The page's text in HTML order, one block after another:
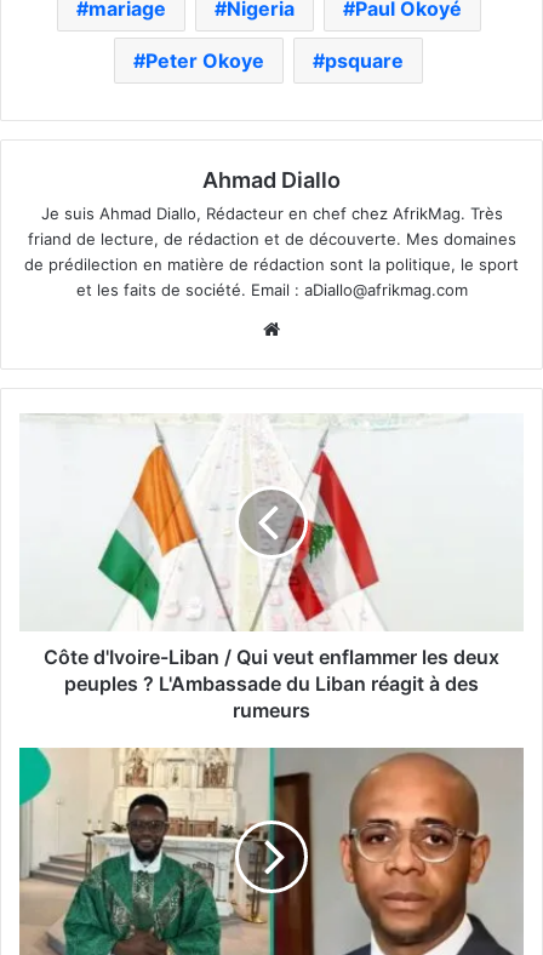
mariage Nigeria Paul Okoyé
Peter Okoye psquare
Ahmad Diallo
Je suis Ahmad Diallo, Rédacteur en chef chez AfrikMag. Très
friand de lecture, de rédaction et de découverte. Mes domaines
de prédilection en matière de rédaction sont la politique, le sport
et les faits de société. Email : aDiallo@afrikmag.com
Côte d'Ivoire-Liban / Qui veut enflammer les deux
peuples ? L'Ambassade du Liban réagit à des
rumeurs